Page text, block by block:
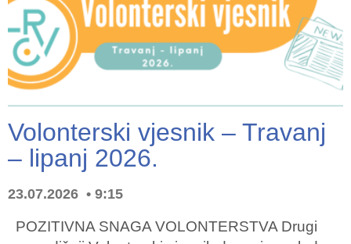
Volonterski vjesnik – Travanj
– lipanj 2026.
23.07.2026 9:15
POZITIVNA SNAGA VOLONTERSTVA Drugi